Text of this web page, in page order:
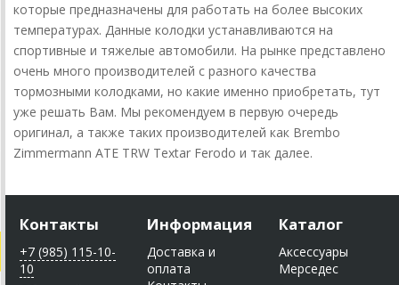
которые предназначены для работать на более высоких
температурах. Данные колодки устанавливаются на
спортивные и тяжелые автомобили. На рынке представлено
очень много производителей с разного качества
тормозными колодками, но какие именно приобретать, тут
уже решать Вам. Мы рекомендуем в первую очередь
оригинал, а также таких производителей как Brembo
Zimmermann ATE TRW Textar Ferodo и так далее.
Контакты
+7 (985) 115-10-
10
Информация
Доставка и
оплата
Каталог
Аксессуары
Мерседес